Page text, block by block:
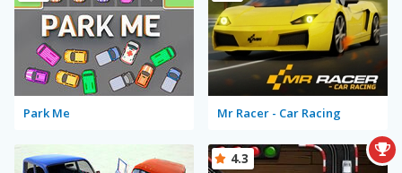
Park Me Mr Racer - Car Racing
4.3